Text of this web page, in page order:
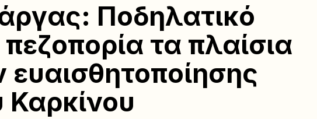
Ποδηλατικό
τα πλαίσια
Καρκίνου